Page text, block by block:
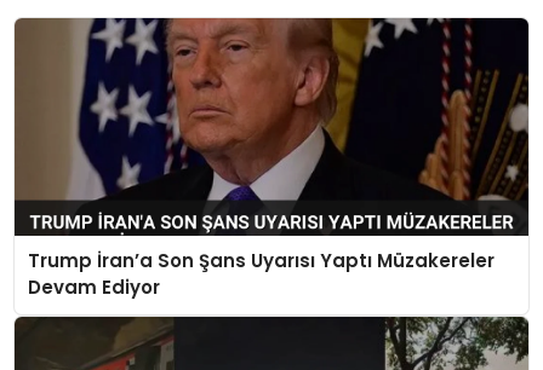
Trump İran’a Son Şans Uyarısı Yaptı Müzakereler
Devam Ediyor